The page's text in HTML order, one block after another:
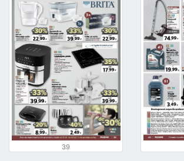
39